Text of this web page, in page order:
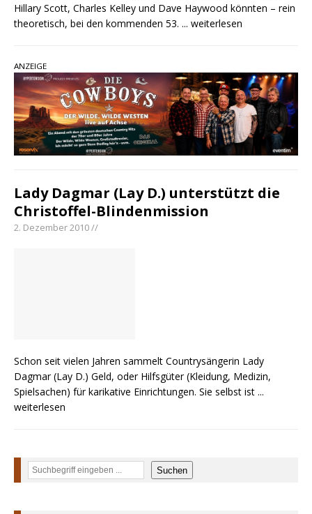
Hillary Scott, Charles Kelley und Dave Haywood könnten – rein
theoretisch, bei den kommenden 53. ... weiterlesen
ANZEIGE
Lady Dagmar (Lay D.) unterstützt die
Christoffel-Blindenmission
2. Dezember 2010 //
Schon seit vielen Jahren sammelt Countrysängerin Lady
Dagmar (Lay D.) Geld, oder Hilfsgüter (Kleidung, Medizin,
Spielsachen) für karikative Einrichtungen. Sie selbst ist ...
weiterlesen
Suchen Suchen